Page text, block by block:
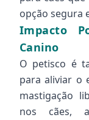
opção segura
Impacto
Canino
O petisco é
para aliviar o
mastigação
nos cães,